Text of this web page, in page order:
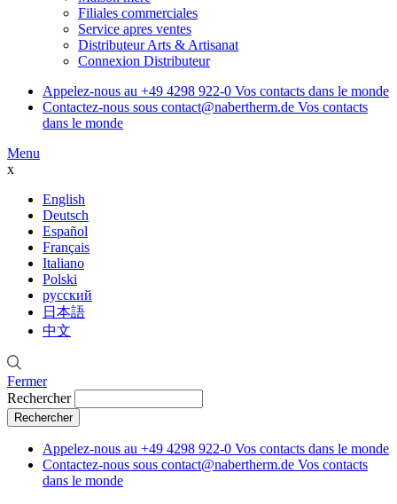
Filiales commerciales
Service apres ventes
Distributeur Arts & Artisanat
Connexion Distributeur
Appelez-nous au +49 4298 922-0 Vos contacts dans le monde
Contactez-nous sous contact@nabertherm.de Vos contacts
dans le monde
Menu
x
English
Deutsch
Español
Français
Italiano
Polski
русский
日本語
中文
Fermer
Rechercher
Appelez-nous au +49 4298 922-0 Vos contacts dans le monde
Contactez-nous sous contact@nabertherm.de Vos contacts
dans le monde